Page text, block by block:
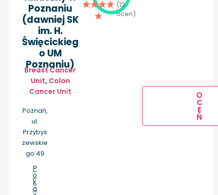
Poznaniu
(dawniej SK
im. H.
Święcickieg
o UM
Poznaniu)
Breast Cancer
Unit, Colon
Cancer Unit
Poznań,
ul.
Przybys
zewskie
go 49
P
o
k
a
(12
ocen)
O
C
E
Ń